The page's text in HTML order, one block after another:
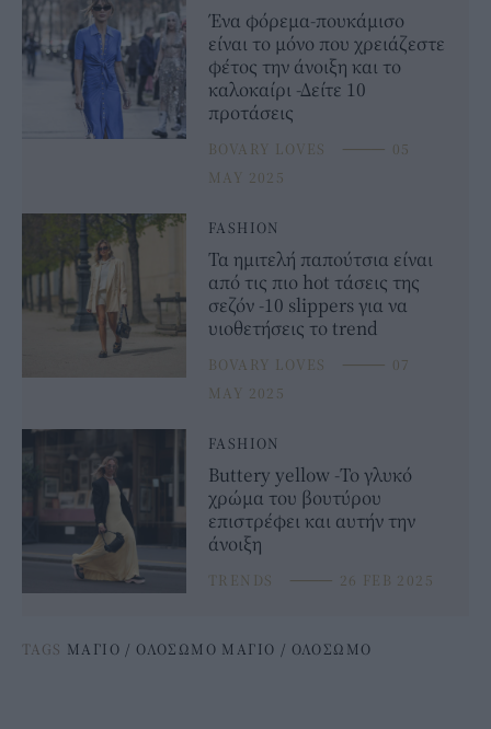
Ένα φόρεμα-πουκάμισο
είναι το μόνο που χρειάζεστε
φέτος την άνοιξη και το
καλοκαίρι -Δείτε 10
προτάσεις
BOVARY LOVES ⸻ 05
MAY 2025
FASHION
Τα ημιτελή παπούτσια είναι
από τις πιο hot τάσεις της
σεζόν -10 slippers για να
υιοθετήσεις το trend
BOVARY LOVES ⸻ 07
MAY 2025
FASHION
Buttery yellow -Το γλυκό
χρώμα του βουτύρου
επιστρέφει και αυτήν την
άνοιξη
TRENDS ⸻ 26 FEB 2025
TAGS ΜΑΓΙΟ / ΟΛΟΣΩΜΟ ΜΑΓΙΟ / ΟΛΟΣΩΜΟ